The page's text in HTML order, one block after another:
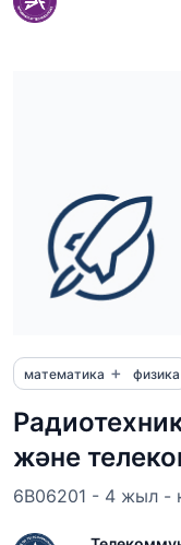
математика + физика
және
6B06201 - 4 жыл -